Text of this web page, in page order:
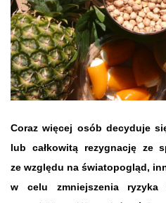
Coraz więcej osób decyduje
lub całkowitą rezygnację ze
ze względu na światopogląd,
w celu zmniejszenia ryzyka